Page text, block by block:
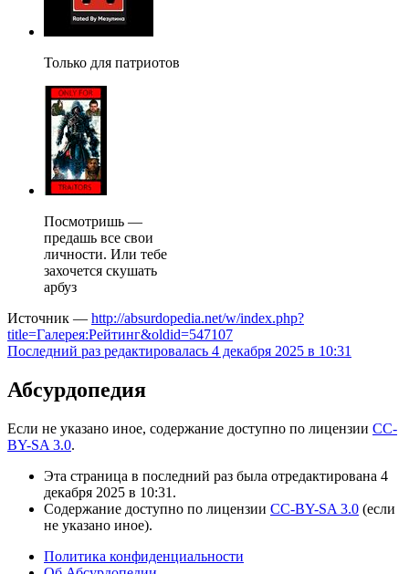
Только для патриотов
Посмотришь —
предашь все свои
личности. Или тебе
захочется скушать
арбуз
Источник — http://absurdopedia.net/w/index.php?
title=Галерея:Рейтинг&oldid=547107
Последний раз редактировалась 4 декабря 2025 в 10:31
Абсурдопедия
Если не указано иное, содержание доступно по лицензии CC-
BY-SA 3.0.
Эта страница в последний раз была отредактирована 4
декабря 2025 в 10:31.
Содержание доступно по лицензии CC-BY-SA 3.0 (если
не указано иное).
Политика конфиденциальности